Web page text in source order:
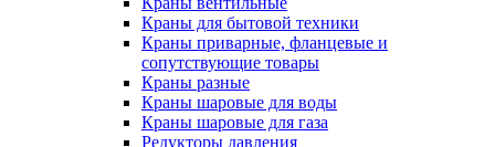
Краны для бытовой техники
Краны приварные, фланцевые и
сопутствующие товары
Краны разные
Краны шаровые для воды
Краны шаровые для газа
Редукторы давления